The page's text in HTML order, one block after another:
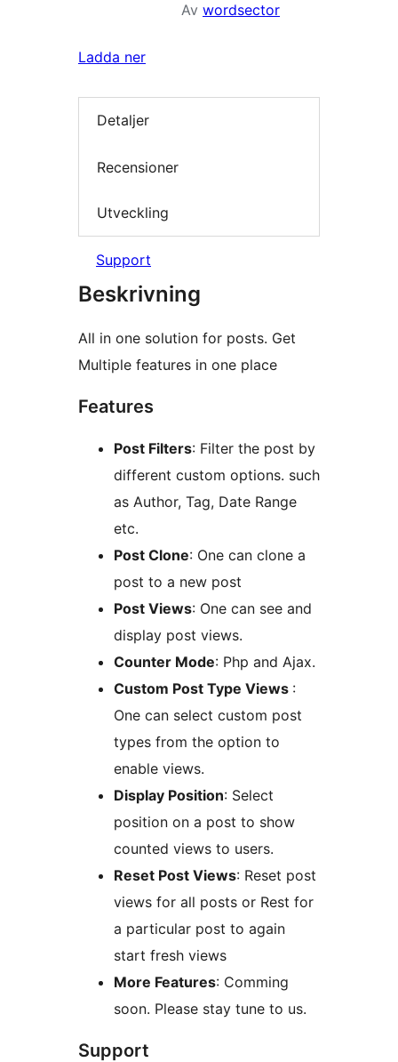
Av wordsector
Ladda ner
Detaljer
Recensioner
Utveckling
Support
Beskrivning
All in one solution for posts. Get
Multiple features in one place
Features
Post Filters: Filter the post by
different custom options. such
as Author, Tag, Date Range
etc.
Post Clone: One can clone a
post to a new post
Post Views: One can see and
display post views.
Counter Mode: Php and Ajax.
Custom Post Type Views :
One can select custom post
types from the option to
enable views.
Display Position: Select
position on a post to show
counted views to users.
Reset Post Views: Reset post
views for all posts or Rest for
a particular post to again
start fresh views
More Features: Comming
soon. Please stay tune to us.
Support